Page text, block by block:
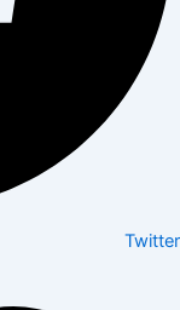
Twitter